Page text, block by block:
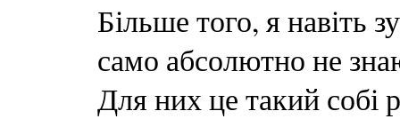
Більше того, я навіть
само абсолютно не
Для них це такий собі